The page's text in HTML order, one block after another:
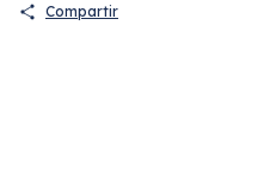
Compartir